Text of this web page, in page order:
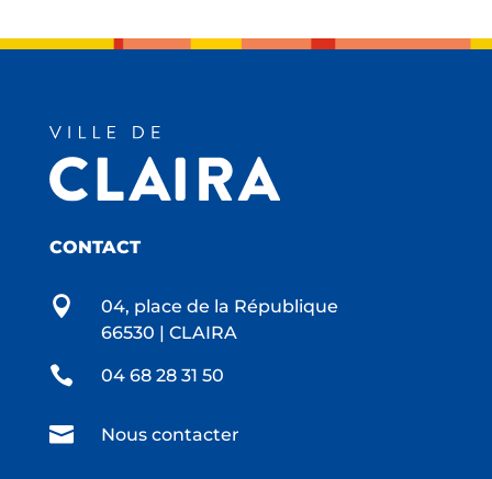
CONTACT

04, place de la République
66530 | CLAIRA
 04 68 28 31 50
 Nous contacter